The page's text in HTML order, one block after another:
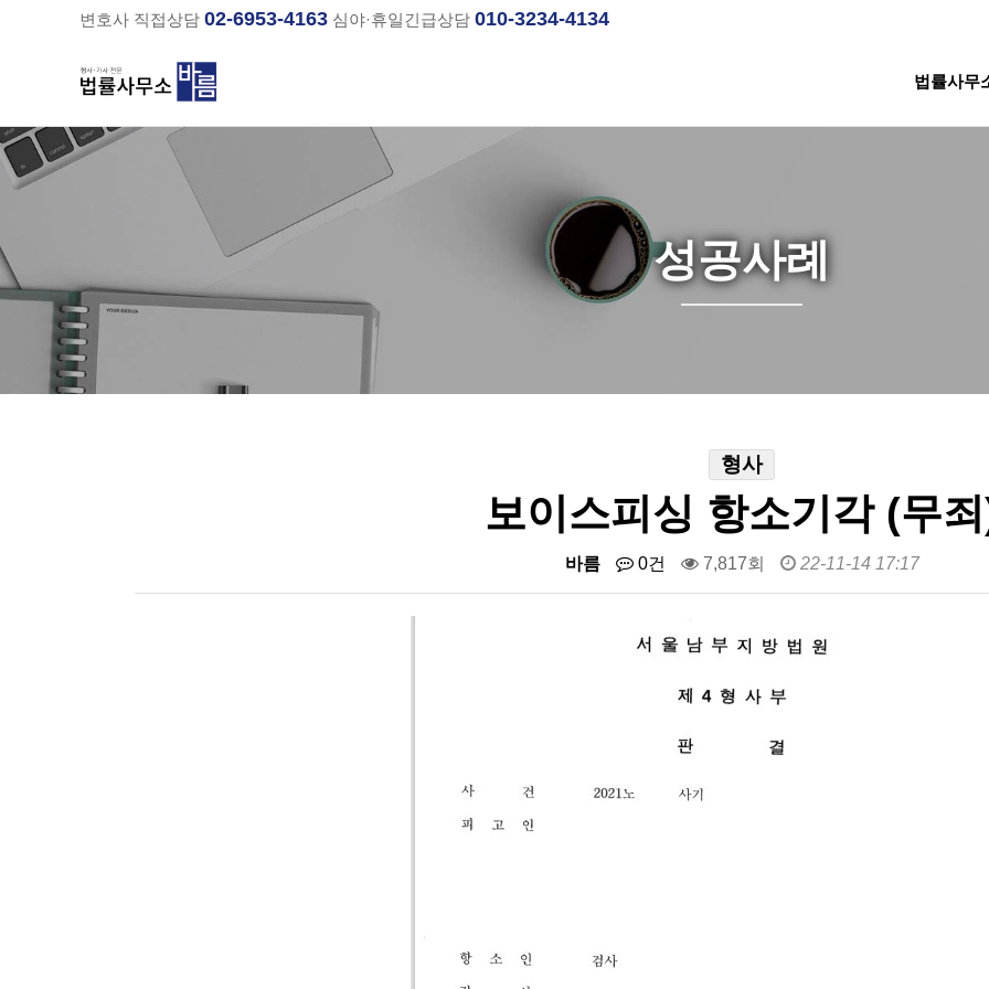
변호사 직접상담 02-6953-4163 심야·휴일긴급상담 010-3234-4134
법률사무
하위분류
성공사례
형사
보이스피싱 항소기각 (무
바름 0건 7,817회 22-11-14 17:17